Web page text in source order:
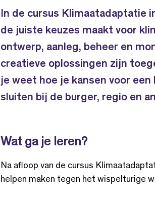
In de cursus Klimaatadaptatie
de juiste keuzes maakt voor
ontwerp, aanleg, beheer en
creatieve oplossingen zijn
je weet hoe je kansen voor
sluiten bij de burger, regio en
Wat ga je leren?
Na afloop van de cursus
helpen maken tegen het wispelturige